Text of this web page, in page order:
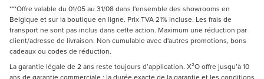
***Offre valable du 01/05 au 31/08 dans l'ensemble des showrooms en
Belgique et sur la boutique en ligne. Prix TVA 21% incluse. Les frais de
transport ne sont pas inclus dans cette action. Maximum une réduction par
client/adresse de livraison. Non cumulable avec d'autres promotions, bons
cadeaux ou codes de réduction.
La garantie légale de 2 ans reste toujours d’application. X²O offre jusqu’à 10